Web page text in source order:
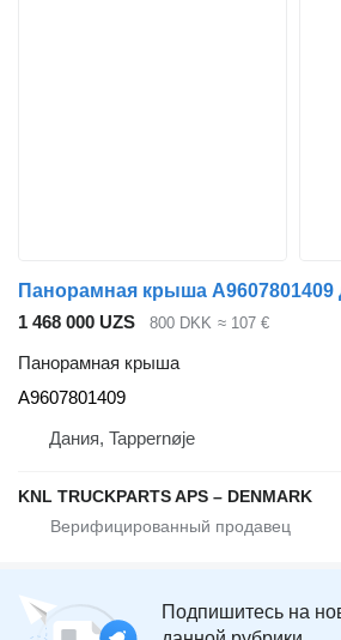
1 468 000 UZS 800 DKK ≈ 107 €
Панорамная крыша
A9607801409
Дания, Tappernøje
KNL TRUCKPARTS APS – DENMARK
Подпишитесь на